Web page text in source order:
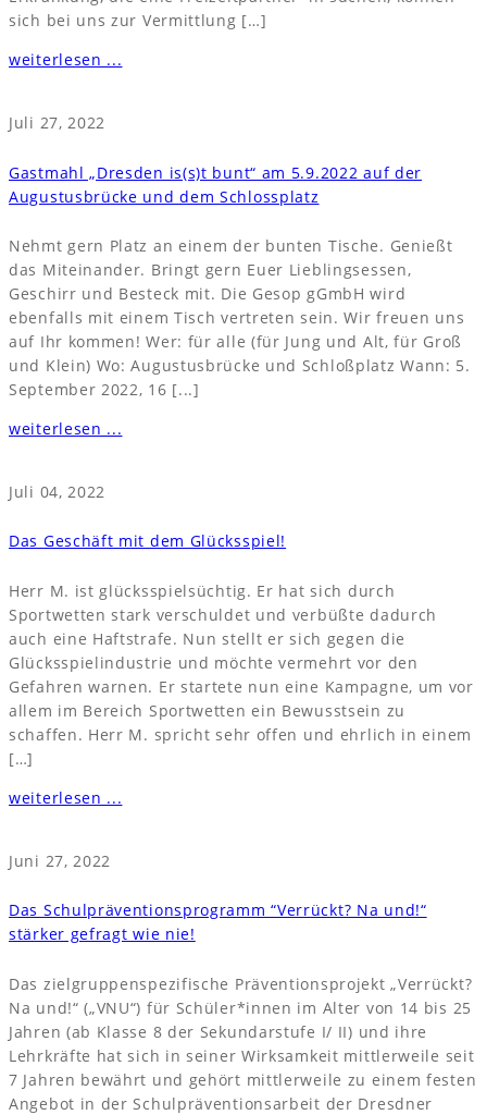
sich bei uns zur Vermittlung […]
weiterlesen ...
Juli 27, 2022
Gastmahl „Dresden is(s)t bunt“ am 5.9.2022 auf der
Augustusbrücke und dem Schlossplatz
Nehmt gern Platz an einem der bunten Tische. Genießt
das Miteinander. Bringt gern Euer Lieblingsessen,
Geschirr und Besteck mit. Die Gesop gGmbH wird
ebenfalls mit einem Tisch vertreten sein. Wir freuen uns
auf Ihr kommen! Wer: für alle (für Jung und Alt, für Groß
und Klein) Wo: Augustusbrücke und Schloßplatz Wann: 5.
September 2022, 16 [...]
weiterlesen ...
Juli 04, 2022
Das Geschäft mit dem Glücksspiel!
Herr M. ist glücksspielsüchtig. Er hat sich durch
Sportwetten stark verschuldet und verbüßte dadurch
auch eine Haftstrafe. Nun stellt er sich gegen die
Glücksspielindustrie und möchte vermehrt vor den
Gefahren warnen. Er startete nun eine Kampagne, um vor
allem im Bereich Sportwetten ein Bewusstsein zu
schaffen. Herr M. spricht sehr offen und ehrlich in einem
[…]
weiterlesen ...
Juni 27, 2022
Das Schulpräventionsprogramm “Verrückt? Na und!“
stärker gefragt wie nie!
Das zielgruppenspezifische Präventionsprojekt „Verrückt?
Na und!“ („VNU“) für Schüler*innen im Alter von 14 bis 25
Jahren (ab Klasse 8 der Sekundarstufe I/ II) und ihre
Lehrkräfte hat sich in seiner Wirksamkeit mittlerweile seit
7 Jahren bewährt und gehört mittlerweile zu einem festen
Angebot in der Schulpräventionsarbeit der Dresdner